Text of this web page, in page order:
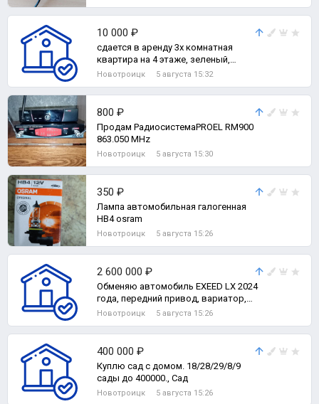
10 000 ₽
сдается в аренду 3х комнатная
квартира на 4 этаже, зеленый,
спокойный район. рядом детский
Новотроицк 5 августа 15:32
800 ₽
Продам РадиосистемаPROEL RM900
863.050 МНz
Новотроицк 5 августа 15:30
350 ₽
Лампа автомобильная галогенная
HB4 osram
Новотроицк 5 августа 15:26
2 600 000 ₽
Обменяю автомобиль EXEED LX 2024
года, передний привод, вариатор,
комплектация престиж+, с
Новотроицк 5 августа 15:26
400 000 ₽
Куплю сад с домом. 18/28/29/8/9
сады до 400000., Сад
Новотроицк 5 августа 15:26